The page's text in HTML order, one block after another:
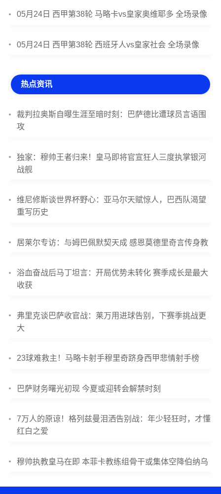
05月24日 西甲第38轮 马略卡vs皇家奥维耶多 全场录像
05月24日 西甲第38轮 西班牙人vs皇家社会 全场录像
热点资讯
裁判拉奥斯自曝生涯至暗时刻：巴萨德比遭球员言语围
攻
独家：穆帅王者归来！皇马即将官宣狂人三度执掌银河
战舰
维尼修斯谈世界杯野心：亚马尔天赋惊人，巴西队渴望
重写历史
居莱尔专访：与姆巴佩默契天成 感恩莫德里奇言传身教
浴血奋战后马丁坦言：开局优势未转化 赛季成长是最大
收获
弗里克谈巴萨收官战：莱万用进球告别，下赛季挑战更
大
23球难救主！马略卡射手穆里奇跻身西甲悲情射手榜
巴萨财务曙光初现 今夏或迎转会解禁时刻
7万人的原谅！格列兹曼泪洒告别战：年少轻狂时，才懂
红白之爱
穆帅执教皇马在即 本菲卡教练组骨干或集体空降伯纳乌